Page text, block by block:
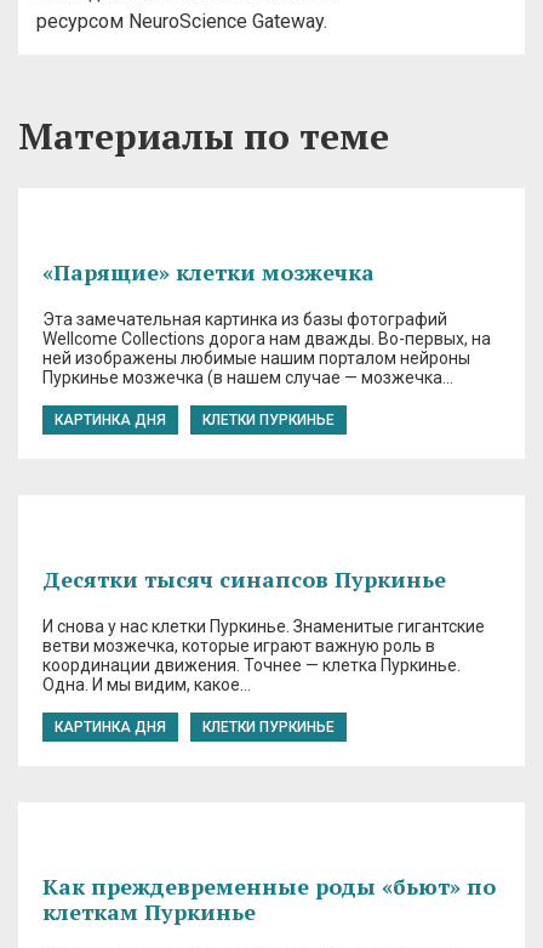
ресурсом NeuroScience Gateway.
Материалы по теме
«Парящие» клетки мозжечка
Эта замечательная картинка из базы фотографий
Wellcome Collections дорога нам дважды. Во-первых, на
ней изображены любимые нашим порталом нейроны
Пуркинье мозжечка (в нашем случае — мозжечка…
КАРТИНКА ДНЯ КЛЕТКИ ПУРКИНЬЕ
Десятки тысяч синапсов Пуркинье
И снова у нас клетки Пуркинье. Знаменитые гигантские
ветви мозжечка, которые играют важную роль в
координации движения. Точнее — клетка Пуркинье.
Одна. И мы видим, какое…
КАРТИНКА ДНЯ КЛЕТКИ ПУРКИНЬЕ
Как преждевременные роды «бьют» по
клеткам Пуркинье